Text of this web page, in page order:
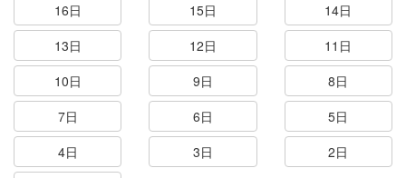
16日
15日
14日
13日
12日
11日
10日
9日
8日
7日
6日
5日
4日
3日
2日